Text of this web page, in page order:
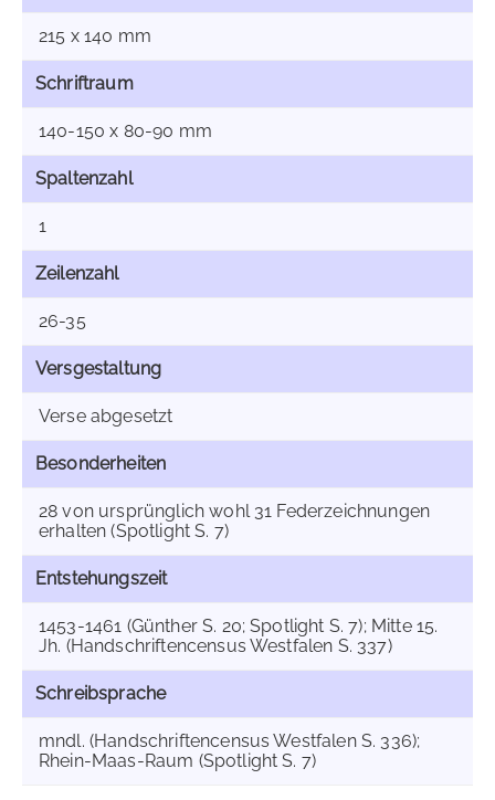
215 x 140 mm
Schriftraum
140-150 x 80-90 mm
Spaltenzahl
1
Zeilenzahl
26-35
Versgestaltung
Verse abgesetzt
Besonderheiten
28 von ursprünglich wohl 31 Federzeichnungen
erhalten (Spotlight S. 7)
Entstehungszeit
1453-1461 (Günther S. 20; Spotlight S. 7); Mitte 15.
Jh. (Handschriftencensus Westfalen S. 337)
Schreibsprache
mndl. (Handschriftencensus Westfalen S. 336);
Rhein-Maas-Raum (Spotlight S. 7)